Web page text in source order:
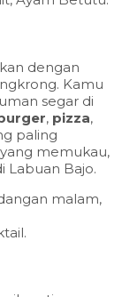
dengan
Kamu
segar di
, pizza,
paling
memukau,
Labuan Bajo.
malam,